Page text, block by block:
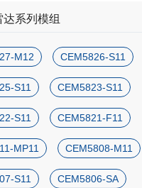
系列模组
M12 CEM5826-S11
S11 CEM5823-S11
S11 CEM5821-F11
MP11 CEM5808-M11
S11 CEM5806-SA